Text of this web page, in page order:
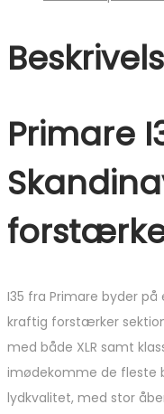
Primare
I35 fra Primare byder
kraftig forstærker
med både XLR samt
imødekomme de fleste
lydkvalitet, med stor